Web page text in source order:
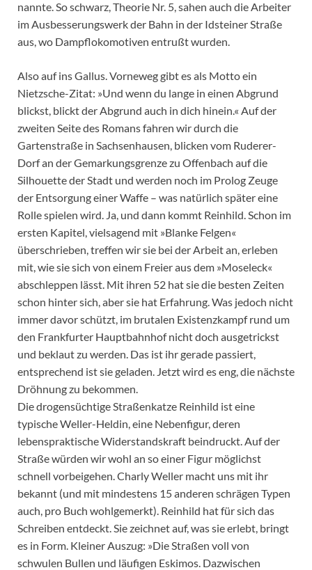
nannte. So schwarz, Theorie Nr. 5, sahen auch die Arbeiter
im Ausbesserungswerk der Bahn in der Idsteiner Straße
aus, wo Dampflokomotiven entrußt wurden.
Also auf ins Gallus. Vorneweg gibt es als Motto ein
Nietzsche-Zitat: »Und wenn du lange in einen Abgrund
blickst, blickt der Abgrund auch in dich hinein.« Auf der
zweiten Seite des Romans fahren wir durch die
Gartenstraße in Sachsenhausen, blicken vom Ruderer-
Dorf an der Gemarkungsgrenze zu Offenbach auf die
Silhouette der Stadt und werden noch im Prolog Zeuge
der Entsorgung einer Waffe – was natürlich später eine
Rolle spielen wird. Ja, und dann kommt Reinhild. Schon im
ersten Kapitel, vielsagend mit »Blanke Felgen«
überschrieben, treffen wir sie bei der Arbeit an, erleben
mit, wie sie sich von einem Freier aus dem »Moseleck«
abschleppen lässt. Mit ihren 52 hat sie die besten Zeiten
schon hinter sich, aber sie hat Erfahrung. Was jedoch nicht
immer davor schützt, im brutalen Existenzkampf rund um
den Frankfurter Hauptbahnhof nicht doch ausgetrickst
und beklaut zu werden. Das ist ihr gerade passiert,
entsprechend ist sie geladen. Jetzt wird es eng, die nächste
Dröhnung zu bekommen.
Die drogensüchtige Straßenkatze Reinhild ist eine
typische Weller-Heldin, eine Nebenfigur, deren
lebenspraktische Widerstandskraft beindruckt. Auf der
Straße würden wir wohl an so einer Figur möglichst
schnell vorbeigehen. Charly Weller macht uns mit ihr
bekannt (und mit mindestens 15 anderen schrägen Typen
auch, pro Buch wohlgemerkt). Reinhild hat für sich das
Schreiben entdeckt. Sie zeichnet auf, was sie erlebt, bringt
es in Form. Kleiner Auszug: »Die Straßen voll von
schwulen Bullen und läufigen Eskimos. Dazwischen